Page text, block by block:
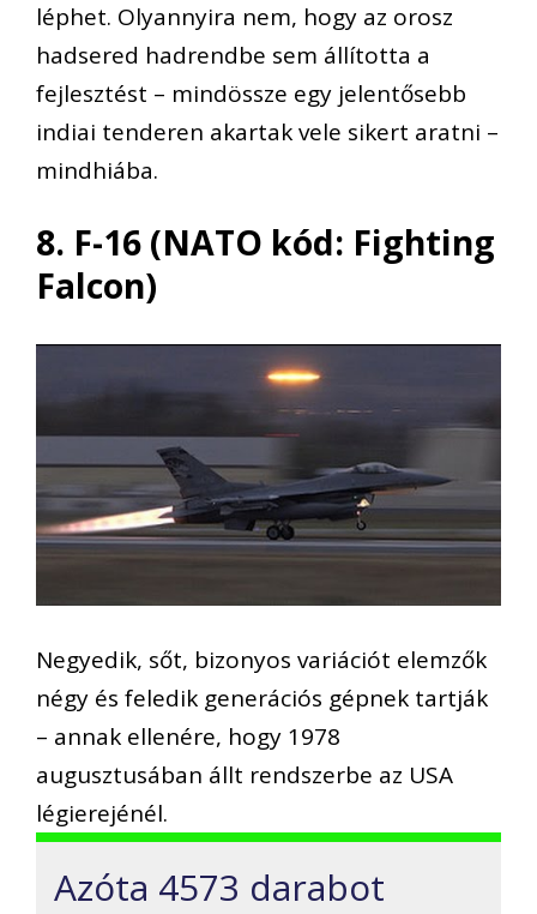
léphet. Olyannyira nem, hogy az orosz
hadsered hadrendbe sem állította a
fejlesztést – mindössze egy jelentősebb
indiai tenderen akartak vele sikert aratni –
mindhiába.
8. F-16 (NATO kód: Fighting
Falcon)
Negyedik, sőt, bizonyos variációt elemzők
négy és feledik generációs gépnek tartják
– annak ellenére, hogy 1978
augusztusában állt rendszerbe az USA
légierejénél.
Azóta 4573 darabot